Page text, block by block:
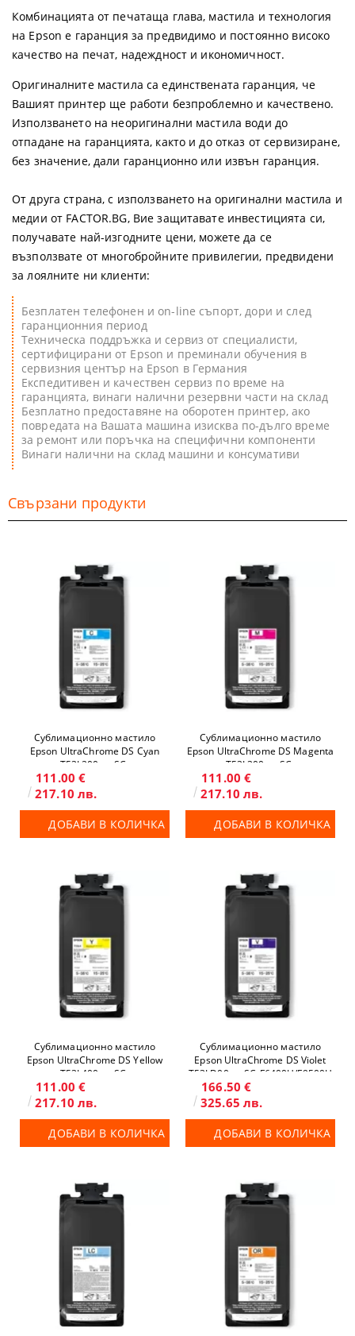
Комбинацията от печатаща глава, мастила и технология
на Epson е гаранция за предвидимо и постоянно високо
качество на печат, надеждност и икономичност.
Оригиналните мастила са единствената гаранция, че
Вашият принтер ще работи безпроблемно и качествено.
Използването на неоригинални мастила води до
отпадане на гаранцията, както и до отказ от сервизиране,
без значение, дали гаранционно или извън гаранция.
От друга страна, с използването на оригинални мастила и
медии от FACTOR.BG, Вие защитавате инвестицията си,
получавате най-изгодните цени, можете да се
възползвате от многобройните привилегии, предвидени
за лоялните ни клиенти:
Безплатен телефонен и on-line съпорт, дори и след
гаранционния период
Техническа поддръжка и сервиз от специалисти,
сертифицирани от Epson и преминали обучения в
сервизния център на Epson в Германия
Експедитивен и качествен сервиз по време на
гаранцията, винаги налични резервни части на склад
Безплатно предоставяне на оборотен принтер, ако
повредата на Вашата машина изисква по-дълго време
за ремонт или поръчка на специфични компоненти
Винаги налични на склад машини и консумативи
Свързани продукти
Сублимационно мастило
Epson UltraChrome DS Cyan
T53L200 за SC-
F6400/F6400H/F9500/F9500H
111.00 €
217.10 лв.
ДОБАВИ В КОЛИЧКА
Сублимационно мастило
Epson UltraChrome DS Magenta
T53L300 за SC-
F6400/F6400H/F9500/F9500H
111.00 €
217.10 лв.
ДОБАВИ В КОЛИЧКА
Сублимационно мастило
Epson UltraChrome DS Yellow
T53L400 за SC-
F6400/F6400H/F9500/F9500H
111.00 €
217.10 лв.
ДОБАВИ В КОЛИЧКА
Сублимационно мастило
Epson UltraChrome DS Violet
T53LD00 за SC-F6400H/F9500H
166.50 €
325.65 лв.
ДОБАВИ В КОЛИЧКА